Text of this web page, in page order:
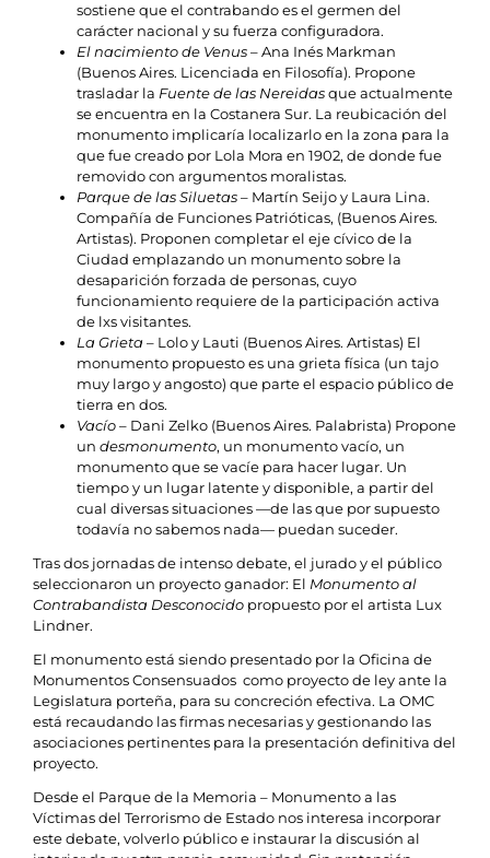
sostiene que el contrabando es el germen del
carácter nacional y su fuerza configuradora.
El nacimiento de Venus– Ana Inés Markman
(Buenos Aires. Licenciada en Filosofía). Propone
trasladar la Fuente de las Nereidasque actualmente
se encuentra en la Costanera Sur. La reubicación del
monumento implicaría localizarlo en la zona para la
que fue creado por Lola Mora en 1902, de donde fue
removido con argumentos moralistas.
Parque de las Siluetas– Martín Seijo y Laura Lina.
Compañía de Funciones Patrióticas, (Buenos Aires.
Artistas). Proponen completar el eje cívico de la
Ciudad emplazando un monumento sobre la
desaparición forzada de personas, cuyo
funcionamiento requiere de la participación activa
de lxs visitantes.
La Grieta– Lolo y Lauti (Buenos Aires. Artistas) El
monumento propuesto es una grieta física (un tajo
muy largo y angosto) que parte el espacio público de
tierra en dos.
Vacío– Dani Zelko (Buenos Aires. Palabrista) Propone
un desmonumento, un monumento vacío, un
monumento que se vacíe para hacer lugar. Un
tiempo y un lugar latente y disponible, a partir del
cual diversas situaciones —de las que por supuesto
todavía no sabemos nada— puedan suceder.
Tras dos jornadas de intenso debate, el jurado y el público
seleccionaron un proyecto ganador: El Monumento al
Contrabandista Desconocido propuesto por el artista Lux
Lindner.
El monumento está siendo presentado por la Oficina de
Monumentos Consensuados como proyecto de ley ante la
Legislatura porteña, para su concreción efectiva. La OMC
está recaudando las firmas necesarias y gestionando las
asociaciones pertinentes para la presentación definitiva del
proyecto.
Desde el Parque de la Memoria – Monumento a las
Víctimas del Terrorismo de Estado nos interesa incorporar
este debate, volverlo público e instaurar la discusión al